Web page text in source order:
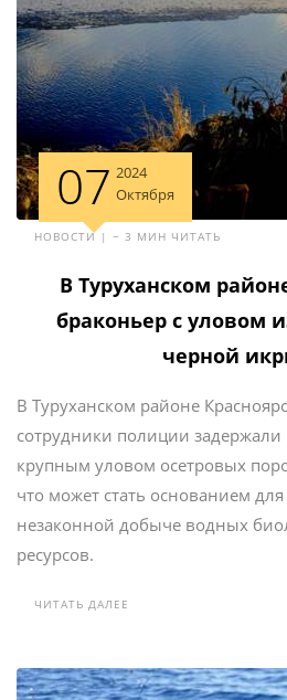
07 2024
Октября
НОВОСТИ | ~ 3 МИН ЧИТАТЬ
В Туруханском
браконьер с уловом
черной
В Туруханском районе
сотрудники полиции задержали
крупным уловом осетровых
что может стать основанием
незаконной добыче водных
ресурсов.
ЧИТАТЬ ДАЛЕЕ